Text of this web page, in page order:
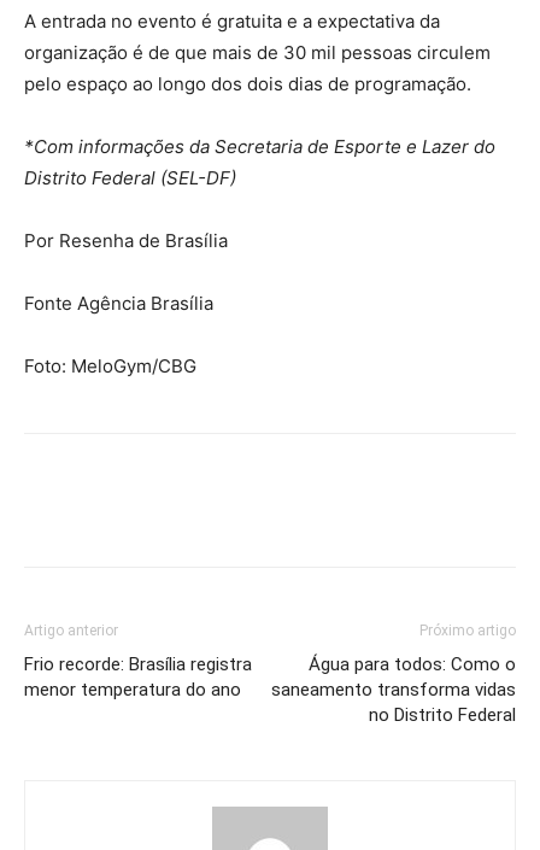
A entrada no evento é gratuita e a expectativa da
organização é de que mais de 30 mil pessoas circulem
pelo espaço ao longo dos dois dias de programação.
*Com informações da Secretaria de Esporte e Lazer do
Distrito Federal (SEL-DF)
Por Resenha de Brasília
Fonte Agência Brasília
Foto: MeloGym/CBG
Artigo anterior
Frio recorde: Brasília registra
menor temperatura do ano
Próximo artigo
Água para todos: Como o
saneamento transforma vidas
no Distrito Federal